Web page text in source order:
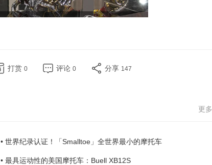
打赏 0 评论 0 分享 147
更多
• 世界纪录认证！「Smalltoe」全世界最小的摩托车
• 最具运动性的美国摩托车：Buell XB12S